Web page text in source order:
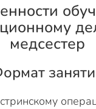
медсестер